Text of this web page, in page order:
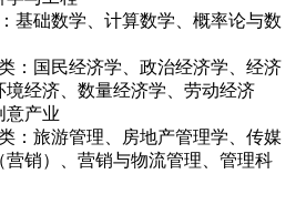
础数学、计算数学、概率论与数
国民经济学、政治经济学、经济
经济、数量经济学、劳动经济
意产业
旅游管理、房地产管理学、传媒
销）、营销与物流管理、管理科